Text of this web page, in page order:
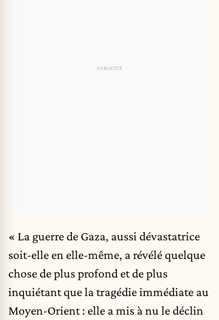
« La guerre de Gaza, aussi dévastatrice
soit-elle en elle-même, a révélé quelque
chose de plus profond et de plus
inquiétant que la tragédie immédiate au
Moyen-Orient : elle a mis à nu le déclin